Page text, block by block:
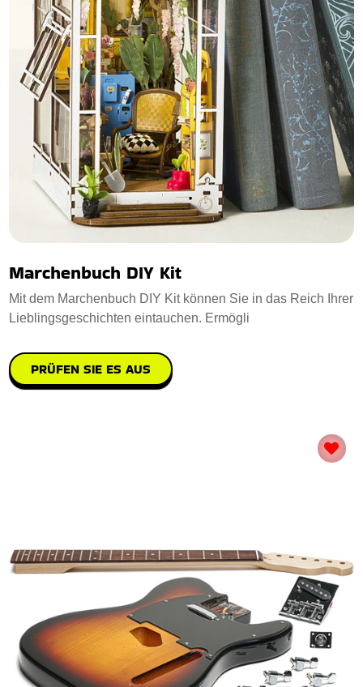
Marchenbuch DIY Kit
Mit dem Marchenbuch DIY Kit können Sie in das Reich Ihrer
Lieblingsgeschichten eintauchen. Ermögli
PRÜFEN SIE ES AUS